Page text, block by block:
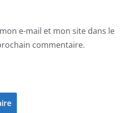
e-mail et mon site dans le
commentaire.